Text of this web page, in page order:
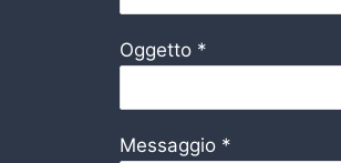
Oggetto *
Messaggio *